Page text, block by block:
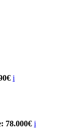
i
78.000€ i